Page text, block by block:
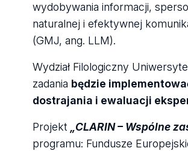
wydobywania informacji,
naturalnej i efektywnej
(GMJ, ang. LLM).
Wydział Filologiczny
zadania będzie
dostrajania i ewaluacji
Projekt „CLARIN – Wspólne
programu: Fundusze